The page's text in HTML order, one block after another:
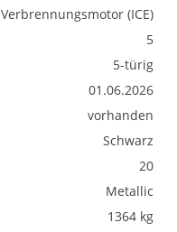
Verbrennungsmotor (ICE)
5
5-türig
01.06.2026
vorhanden
Schwarz
20
Metallic
1364 kg